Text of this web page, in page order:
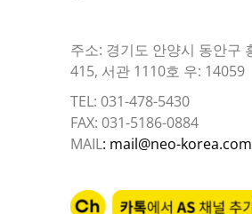
주소: 경기도 안양시 동안구
415, 서관 1110호 우: 14059
TEL: 031-478-5430
FAX: 031-5186-0884
MAIL: mail@neo-korea.com